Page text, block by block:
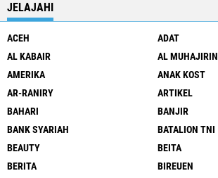
JELAJAHI
ACEH
ADAT
AL KABAIR
AL MUHAJIRIN
AMERIKA
ANAK KOST
AR-RANIRY
ARTIKEL
BAHARI
BANJIR
BANK SYARIAH
BATALION TNI
BEAUTY
BEITA
BERITA
BIREUEN